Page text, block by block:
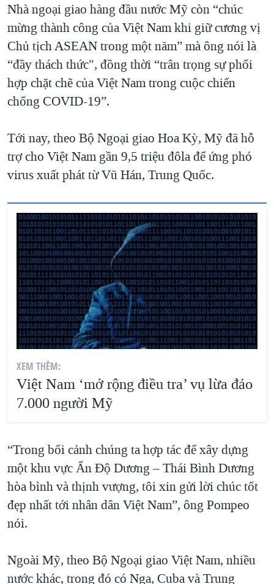
Nhà ngoại giao hàng đầu nước Mỹ còn “chúc
mừng thành công của Việt Nam khi giữ cương vị
Chủ tịch ASEAN trong một năm” mà ông nói là
“đầy thách thức", đồng thời “trân trọng sự phối
hợp chặt chẽ của Việt Nam trong cuộc chiến
chống COVID-19”.
Tới nay, theo Bộ Ngoại giao Hoa Kỳ, Mỹ đã hỗ
trợ cho Việt Nam gần 9,5 triệu đôla để ứng phó
virus xuất phát từ Vũ Hán, Trung Quốc.
XEM THÊM:
Việt Nam ‘mở rộng điều tra’ vụ lừa đảo
7.000 người Mỹ
“Trong bối cảnh chúng ta hợp tác để xây dựng
một khu vực Ấn Độ Dương – Thái Bình Dương
hòa bình và thịnh vượng, tôi xin gửi lời chúc tốt
đẹp nhất tới nhân dân Việt Nam”, ông Pompeo
nói.
Ngoài Mỹ, theo Bộ Ngoại giao Việt Nam, nhiều
nước khác, trong đó có Nga, Cuba và Trung